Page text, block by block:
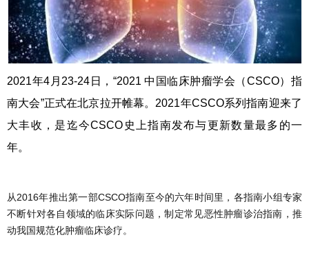
2021年4月23-24日，“2021 中国临床肿瘤学会（CSCO）指
南大会”正式在北京拉开帷幕。 2021年CSCO系列指南迎来了
大丰收，是迄今CSCO史上指南发布与更新数量最多的一
年。
从2016年推出第一部CSCO指南至今的六年时间里，各指南小组专家
不断针对各自领域的临床实际问题，制定常见恶性肿瘤诊治指南，推
动我国规范化肿瘤临床诊疗。